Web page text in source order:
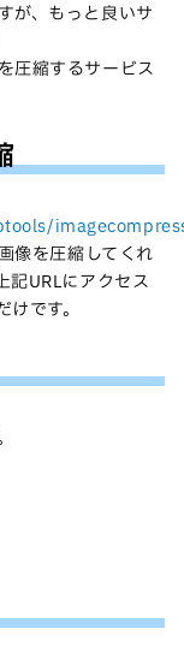
が、もっと良いサ
圧縮するサービス
像を圧縮してくれ
記URLにアクセス
です。